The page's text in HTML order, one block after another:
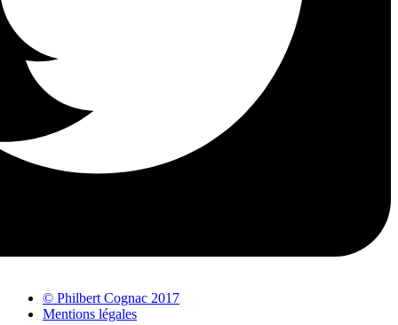
© Philbert Cognac 2017
Mentions légales